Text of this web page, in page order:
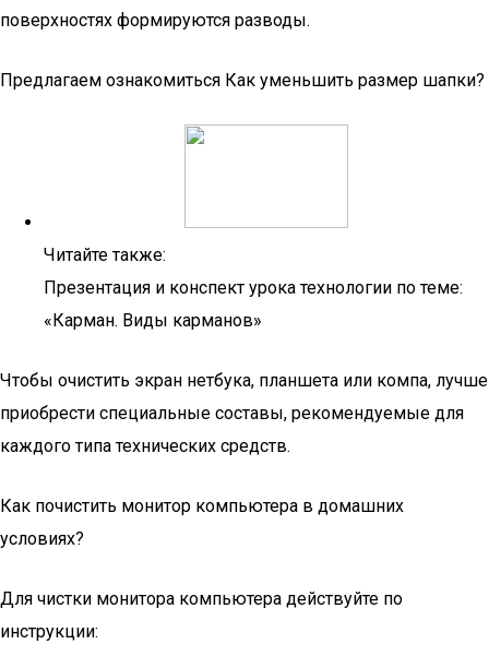
поверхностях формируются разводы.
Предлагаем ознакомиться Как уменьшить размер шапки?
Читайте также:
Презентация и конспект урока технологии по теме:
«Карман. Виды карманов»
Чтобы очистить экран нетбука, планшета или компа, лучше
приобрести специальные составы, рекомендуемые для
каждого типа технических средств.
Как почистить монитор компьютера в домашних
условиях?
Для чистки монитора компьютера действуйте по
инструкции: